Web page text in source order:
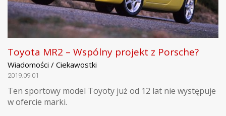
Toyota MR2 – Wspólny projekt z Porsche?
Wiadomości / Ciekawostki
2019.09.01
Ten sportowy model Toyoty już od 12 lat nie występuje
w ofercie marki.